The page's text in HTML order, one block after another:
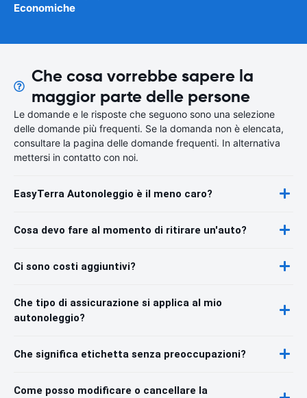
Economiche
Che cosa vorrebbe sapere la
maggior parte delle persone
Le domande e le risposte che seguono sono una selezione
delle domande più frequenti. Se la domanda non è elencata,
consultare la pagina delle domande frequenti. In alternativa
mettersi in contatto con noi.
EasyTerra Autonoleggio è il meno caro?
Cosa devo fare al momento di ritirare un'auto?
Ci sono costi aggiuntivi?
Che tipo di assicurazione si applica al mio
autonoleggio?
Che significa etichetta senza preoccupazioni?
Come posso modificare o cancellare la